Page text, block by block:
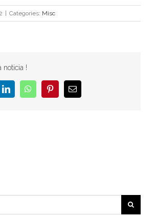
Categories: Misc
noticia !
LinkedInWhatsAppPinterestEmail